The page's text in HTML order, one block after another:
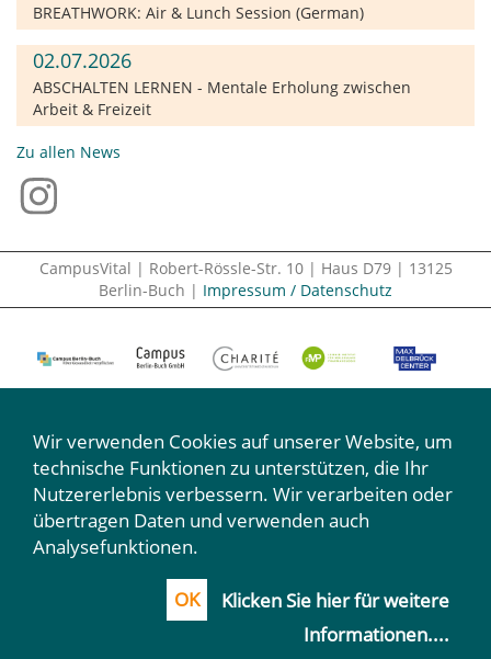
BREATHWORK: Air & Lunch Session (German)
02.07.2026
ABSCHALTEN LERNEN - Mentale Erholung zwischen
Arbeit & Freizeit
Zu allen News
CampusVital | Robert-Rössle-Str. 10 | Haus D79 | 13125
Berlin-Buch | Impressum / Datenschutz
Wir machen mit:
Wir verwenden Cookies auf unserer Website, um
technische Funktionen zu unterstützen, die Ihr
Nutzererlebnis verbessern. Wir verarbeiten oder
übertragen Daten und verwenden auch
Analysefunktionen.
OK
Klicken Sie hier für weitere
Informationen....